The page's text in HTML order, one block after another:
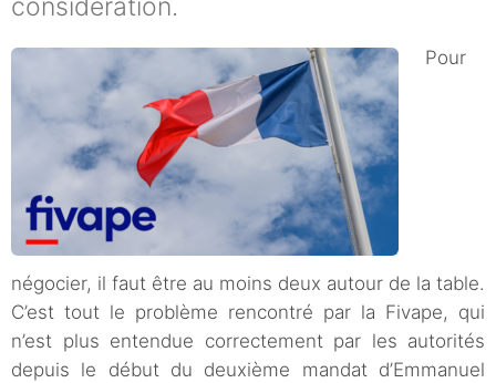
considération.
Pour
négocier, il faut être au moins deux autour de la table.
C’est tout le problème rencontré par la Fivape, qui
n’est plus entendue correctement par les autorités
depuis le début du deuxième mandat d’Emmanuel